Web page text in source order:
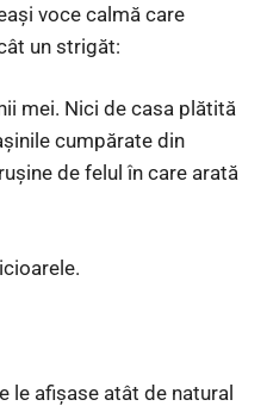
voce calmă care
un strigăt:
mei. Nici de casa plătită
cumpărate din
de felul în care arată
le afișase atât de natural